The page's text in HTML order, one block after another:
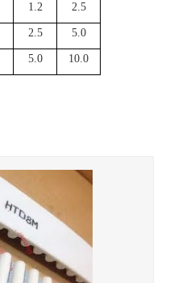
1.2 2.5
2.5 5.0
5.0 10.0